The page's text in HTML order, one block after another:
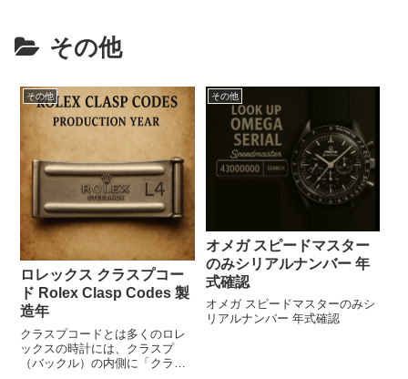
その他
その他
ロレックス クラスプコー
ド Rolex Clasp Codes 製
造年
クラスプコードとは多くのロレ
ックスの時計には、クラスプ
（バックル）の内側に「クラス
その他
オメガ スピードマスター
のみシリアルナンバー 年
式確認
オメガ スピードマスターのみシ
リアルナンバー 年式確認